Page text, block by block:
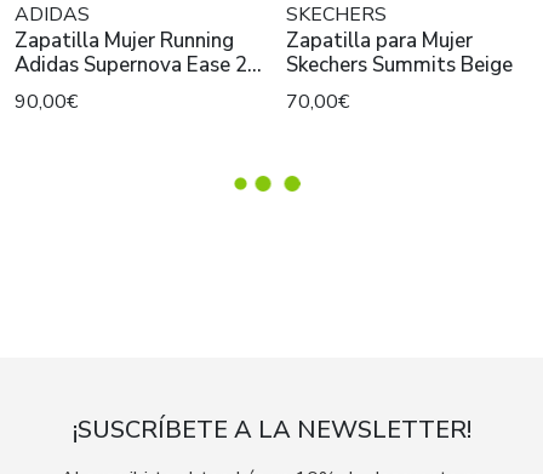
ADIDAS
Zapatilla Mujer Running
Adidas Supernova Ease 2
W Turquesa
90,00€
SKECHERS
Zapatilla para Mujer
Skechers Summits Beige
70,00€
¡SUSCRÍBETE A LA NEWSLETTER!